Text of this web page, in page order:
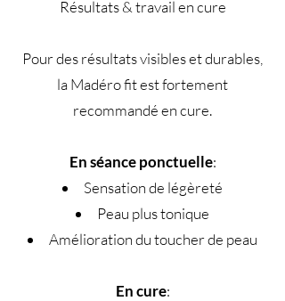
Résultats & travail en cure
Pour des résultats visibles et durables,
la Madéro fit est fortement
recommandé en cure.
En séance ponctuelle:
Sensation de légèreté
Peau plus tonique
Amélioration du toucher de peau
En cure: